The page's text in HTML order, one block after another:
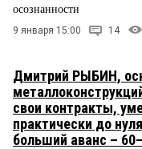
осознанности
9 января 15:00 14
Дмитрий РЫБИН,
свои контракты,
практически до
больший аванс –